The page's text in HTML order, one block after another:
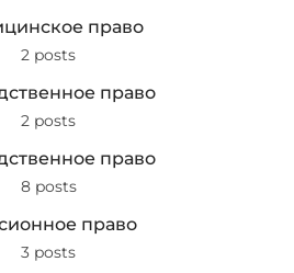
право
2 posts
право
2 posts
право
8 posts
право
3 posts